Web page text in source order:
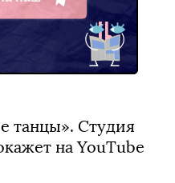
танцы». Студия
на YouTube